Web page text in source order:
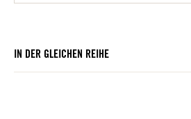
IN DER GLEICHEN REIHE